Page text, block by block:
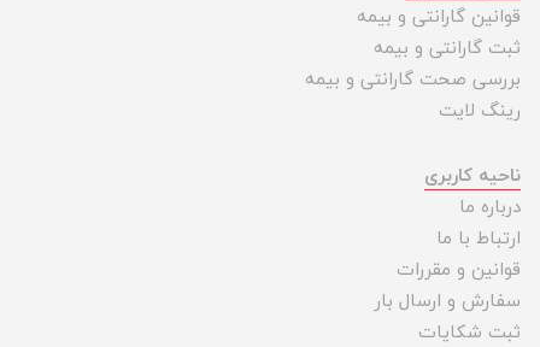
قوانین گارانتی و بیمه
ثبت گارانتی و بیمه
بررسی صحت گارانتی و بیمه
رینگ لایت
ناحیه کاربری
درباره ما
ارتباط با ما
قوانین و مقررات
سفارش و ارسال بار
ثبت شکایات